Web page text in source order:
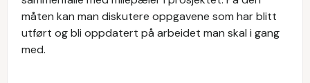
måten kan man diskutere oppgavene som har blitt
utført og bli oppdatert på arbeidet man skal i gang
med.